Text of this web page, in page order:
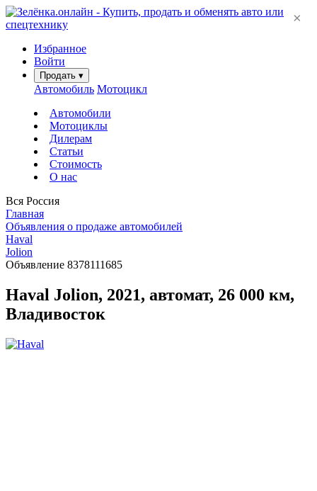
Избранное
Войти
Продать ▾
Автомобиль Мотоцикл
Автомобили
Мотоциклы
Дилерам
Статьи
Стоимость
О нас
Вся Россия
Главная
Объявления о продаже автомобилей
Haval
Jolion
Объявление 8378111685
Haval Jolion, 2021, автомат, 26 000 км,
Владивосток
×